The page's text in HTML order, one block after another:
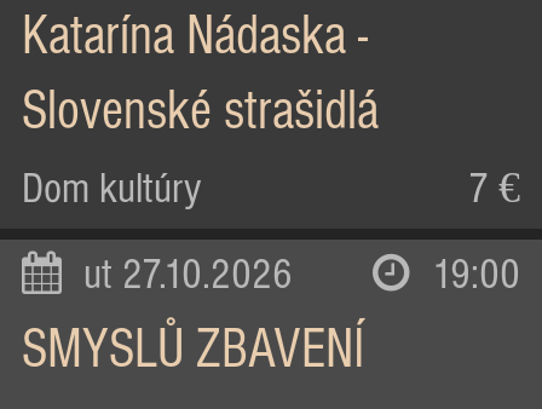
Katarína Nádaska -
Slovenské strašidlá
Dom kultúry 7 €
ut 27.10.2026 19:00
SMYSLŮ ZBAVENÍ